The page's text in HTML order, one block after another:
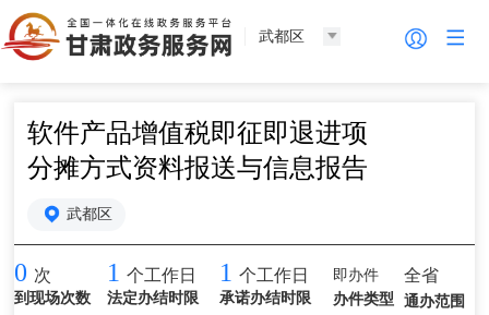
武都区
软件产品增值税即征即退进项
分摊方式资料报送与信息报告
武都区
0 次
到现场次数
1 个工作日
法定办结时限
1 个工作日
承诺办结时限
即办件
办件类型
全省
通办范围